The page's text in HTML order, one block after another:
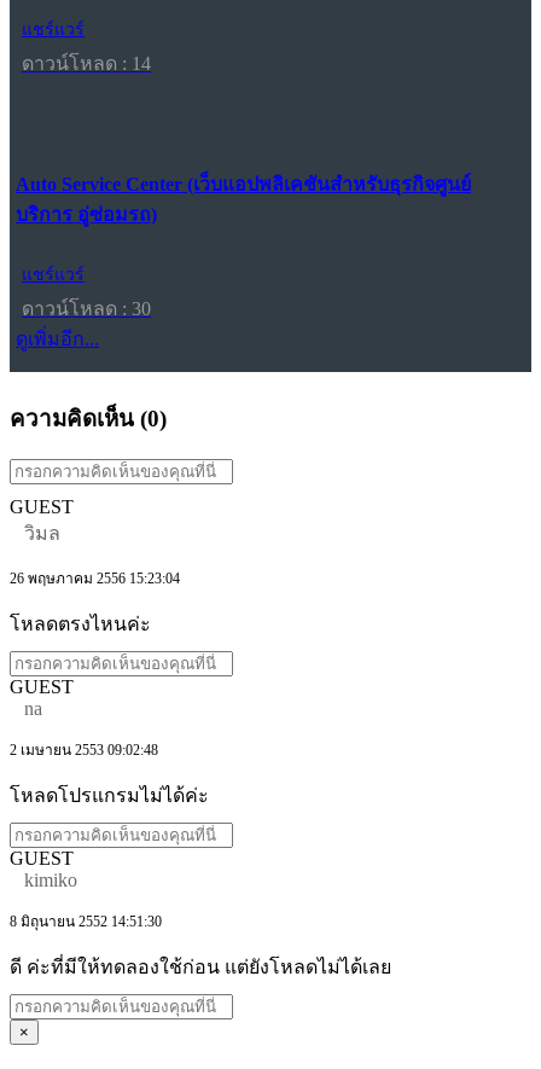
แชร์แวร์
ดาวน์โหลด : 14
Auto Service Center (เว็บแอปพลิเคชันสำหรับธุรกิจศูนย์
บริการ อู่ซ่อมรถ)
แชร์แวร์
ดาวน์โหลด : 30
ดูเพิ่มอีก...
ความคิดเห็น (0)
GUEST
วิมล
26 พฤษภาคม 2556 15:23:04
โหลดตรงไหนค่ะ
GUEST
na
2 เมษายน 2553 09:02:48
โหลดโปรแกรมไม่ได้ค่ะ
GUEST
kimiko
8 มิถุนายน 2552 14:51:30
ดี ค่ะที่มีให้ทดลองใช้ก่อน แต่ยังโหลดไม่ได้เลย
×